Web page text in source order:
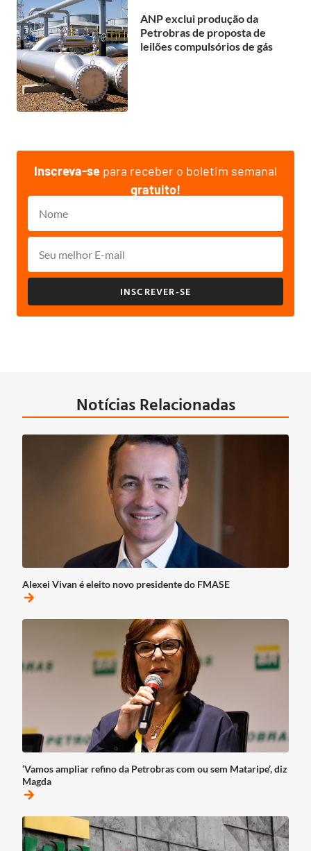
ANP exclui produção da
Petrobras de proposta de
leilões compulsórios de gás
Inscreva-se para receber o boletim semanal
gratuito!
INSCREVER-SE
Notícias Relacionadas
Alexei Vivan é eleito novo presidente do FMASE
arrow_forward
‘Vamos ampliar refino da Petrobras com ou sem Mataripe’, diz
Magda
arrow_forward